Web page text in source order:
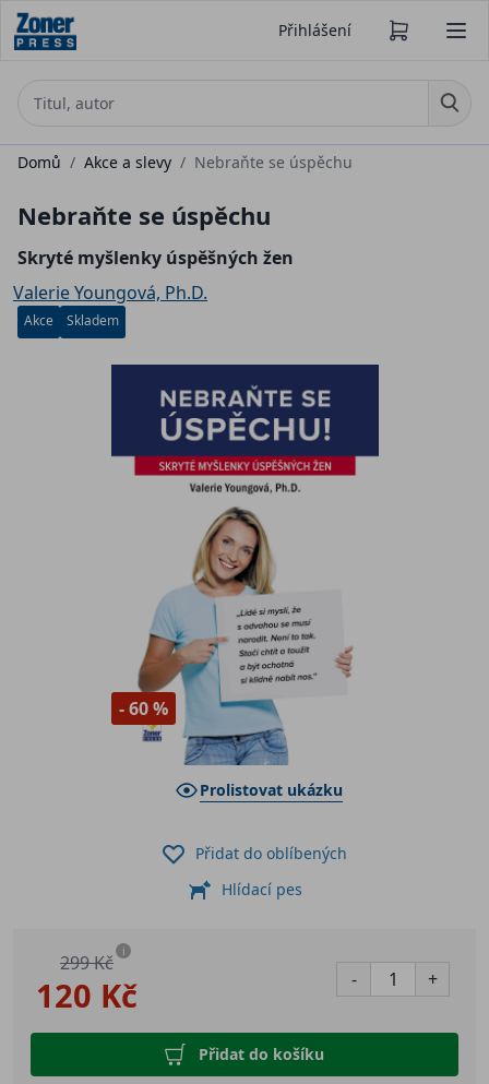
Přihlášení
Domů / Akce a slevy / Nebraňte se úspěchu
Nebraňte se úspěchu
Skryté myšlenky úspěšných žen
Valerie Youngová, Ph.D.
Akce Skladem
- 60 %
Prolistovat ukázku
120 Kč
299 Kč i
- +
Přidat do košíku
Přidat do oblíbených
Hlídací pes